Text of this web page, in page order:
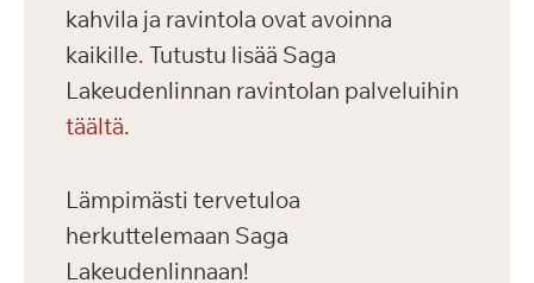
kahvila ja ravintola ovat avoinna
kaikille. Tutustu lisää Saga
Lakeudenlinnan ravintolan palveluihin
täältä.
Lämpimästi tervetuloa
herkuttelemaan Saga
Lakeudenlinnaan!